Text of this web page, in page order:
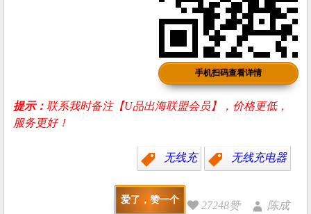
手机扫码查看详情
提示：联系我时备注【U品出海联盟会员】，价格更低，
服务更好！
无线充 无线充电器
爱了，赞一个 27248赞 陈成